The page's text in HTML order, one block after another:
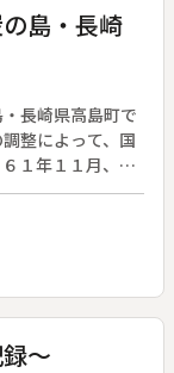
島・長崎
長崎県高島町で
整によって、国
１年１１月、１
すべてを頼って
は、閉山後半年
をたどり、町は
治体の崩壊が始
島町の半年を記
～